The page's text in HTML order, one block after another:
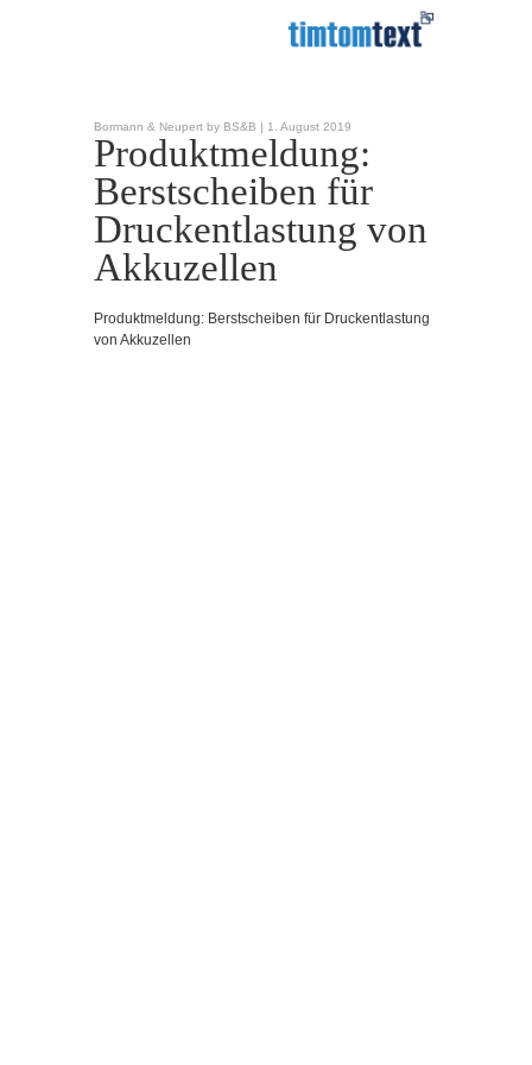
Bormann & Neupert by BS&B | 1. August 2019
Produktmeldung:
Berstscheiben für
Druckentlastung von
Akkuzellen
Produktmeldung: Berstscheiben für Druckentlastung
von Akkuzellen